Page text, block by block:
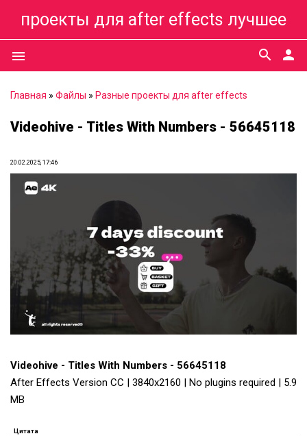
проекты для after effects лучшее
menu person
search
Главная » Файлы » Разные проекты для after effects
Videohive - Titles With Numbers - 56645118
20.02.2025, 17:46
Videohive - Titles With Numbers - 56645118
After Effects Version CC | 3840x2160 | No plugins required | 5.9
MB
Цитата